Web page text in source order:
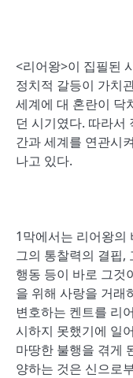
<리어왕>이 집필된
정치적 갈등이 가치
세계에 대 혼란이 닥
던 시기였다. 따라서
간과 세계를 연관시
나고 있다.
1막에서는 리어왕의
그의 통찰력의 결핍,
행동 등이 바로 그것
을 위해 사랑을 거래
변호하는 켄트를 리
시하지 못했기에 일
마땅한 불행을 겪게
양하는 것은 신으로